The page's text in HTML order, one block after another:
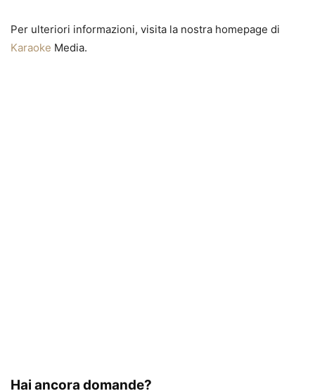
Per ulteriori informazioni, visita la nostra homepage di
Karaoke Media.
Hai ancora domande?